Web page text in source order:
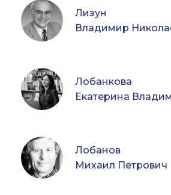
Лизун
Владимир
Лобанкова
Екатерина
Лобанов
Михаил Петрович